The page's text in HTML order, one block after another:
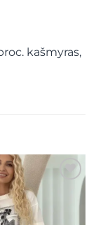
kašmyras,
Mėgstamiausias